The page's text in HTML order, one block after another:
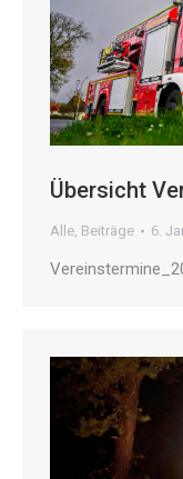
Übersicht
Alle, Beiträge 6.